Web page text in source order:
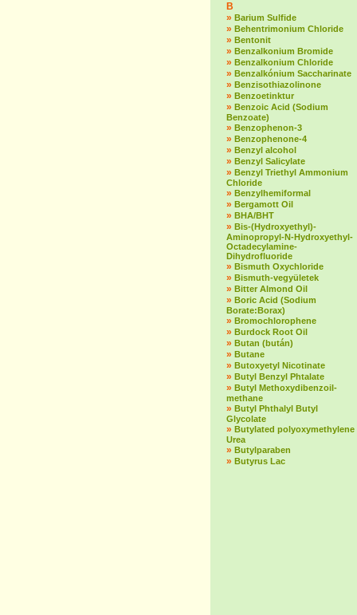
B
» Barium Sulfide
» Behentrimonium Chloride
» Bentonit
» Benzalkonium Bromide
» Benzalkonium Chloride
» Benzalkónium Saccharinate
» Benzisothiazolinone
» Benzoetinktur
» Benzoic Acid (Sodium
Benzoate)
» Benzophenon-3
» Benzophenone-4
» Benzyl alcohol
» Benzyl Salicylate
» Benzyl Triethyl Ammonium
Chloride
» Benzylhemiformal
» Bergamott Oil
» BHA/BHT
» Bis-(Hydroxyethyl)-
Aminopropyl-N-Hydroxyethyl-
Octadecylamine-
Dihydrofluoride
» Bismuth Oxychloride
» Bismuth-vegyületek
» Bitter Almond Oil
» Boric Acid (Sodium
Borate:Borax)
» Bromochlorophene
» Burdock Root Oil
» Butan (bután)
» Butane
» Butoxyetyl Nicotinate
» Butyl Benzyl Phtalate
» Butyl Methoxydibenzoil-
methane
» Butyl Phthalyl Butyl
Glycolate
» Butylated polyoxymethylene
Urea
» Butylparaben
» Butyrus Lac